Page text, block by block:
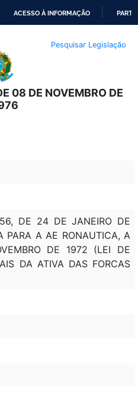
O
CONTEÚDO
ACESSO À INFORMAÇÃO
Pesquisar Legislação
08 DE NOVEMBRO DE
DE 24 DE JANEIRO DE
PARA A AE RONAUTICA, A
DE 1972 (LEI DE
DA ATIVA DAS FORCAS